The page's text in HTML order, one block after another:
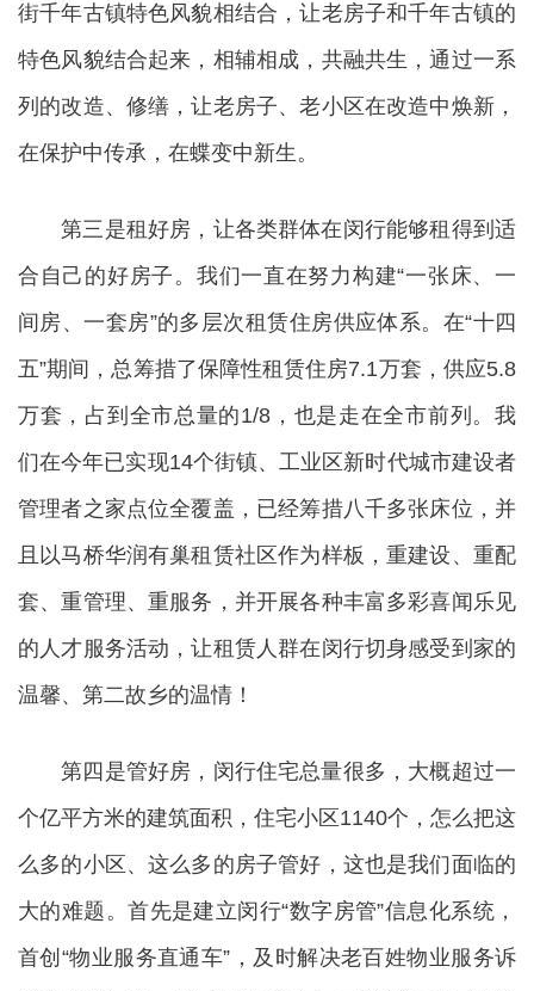
街千年古镇特色风貌相结合，让老房子和千年古镇的
特色风貌结合起来，相辅相成，共融共生，通过一系
列的改造、修缮，让老房子、老小区在改造中焕新，
在保护中传承，在蝶变中新生。
第三是租好房，让各类群体在闵行能够租得到适
合自己的好房子。我们一直在努力构建“一张床、一
间房、一套房”的多层次租赁住房供应体系。在“十四
五”期间，总筹措了保障性租赁住房7.1万套，供应5.8
万套，占到全市总量的1/8，也是走在全市前列。我
们在今年已实现14个街镇、工业区新时代城市建设者
管理者之家点位全覆盖，已经筹措八千多张床位，并
且以马桥华润有巢租赁社区作为样板，重建设、重配
套、重管理、重服务，并开展各种丰富多彩喜闻乐见
的人才服务活动，让租赁人群在闵行切身感受到家的
温馨、第二故乡的温情！
第四是管好房，闵行住宅总量很多，大概超过一
个亿平方米的建筑面积，住宅小区1140个，怎么把这
么多的小区、这么多的房子管好，这也是我们面临的
大的难题。首先是建立闵行“数字房管”信息化系统，
首创“物业服务直通车”，及时解决老百姓物业服务诉